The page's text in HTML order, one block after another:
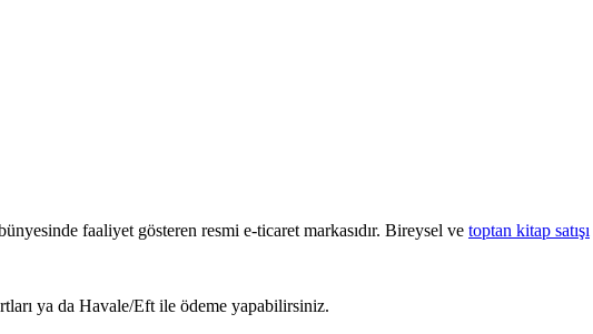
faaliyet gösteren resmi e-ticaret markasıdır. Bireysel ve toptan kitap satışı
ya da Havale/Eft ile ödeme yapabilirsiniz.